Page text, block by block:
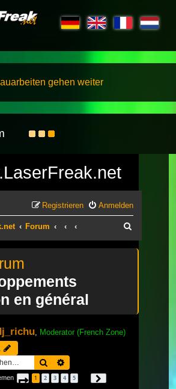
gehen weiter
Anmelden
Registrieren
Forum
en général
Moderator (French Zone)
Suche
Seite 1von 14
1 2 3 4 5